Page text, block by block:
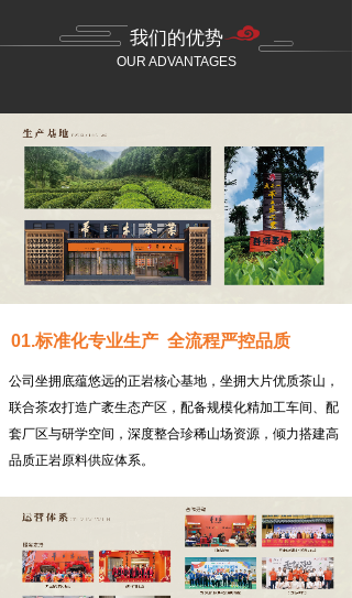
我们的优势
OUR ADVANTAGES
01.标准化专业生产 全流程严控品质
公司坐拥底蕴悠远的正岩核心基地，坐拥大片优质茶山，
联合茶农打造广袤生态产区，配备规模化精加工车间、配
套厂区与研学空间，深度整合珍稀山场资源，倾力搭建高
品质正岩原料供应体系。